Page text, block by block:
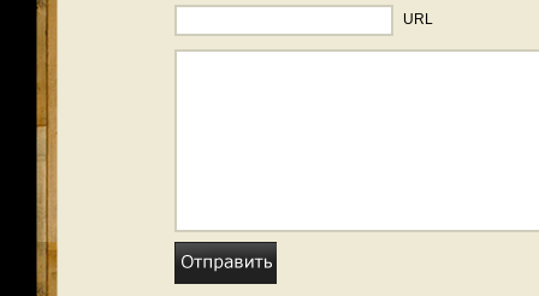
URL